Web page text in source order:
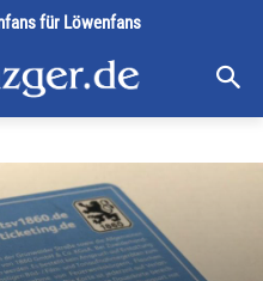
für Löwenfans